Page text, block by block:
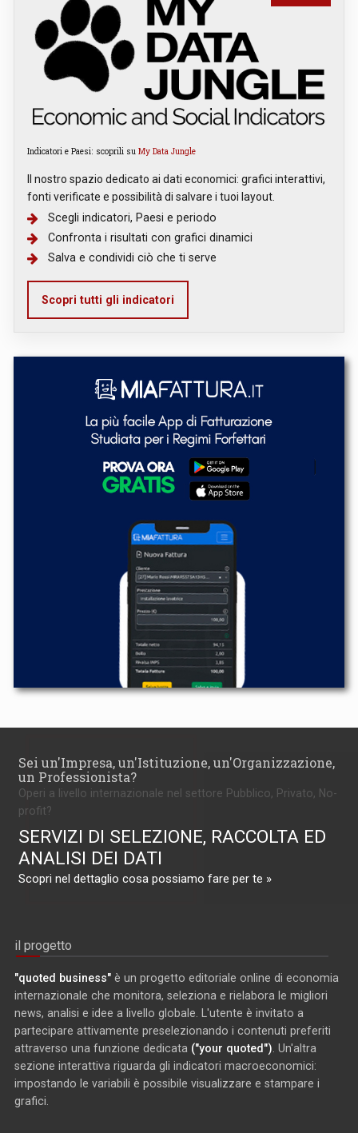
Indicatori e Paesi: scoprili su My Data Jungle
Il nostro spazio dedicato ai dati economici: grafici interattivi,
fonti verificate e possibilità di salvare i tuoi layout.
Scegli indicatori, Paesi e periodo
Confronta i risultati con grafici dinamici
Salva e condividi ciò che ti serve
Scopri tutti gli indicatori
Sei un'Impresa, un'Istituzione, un'Organizzazione,
un Professionista?
Operi a livello internazionale nel settore Pubblico, Privato, No-
profit?
SERVIZI DI SELEZIONE, RACCOLTA ED
ANALISI DEI DATI
Scopri nel dettaglio cosa possiamo fare per te »
il progetto
"quoted business" è un progetto editoriale online di economia
internazionale che monitora, seleziona e rielabora le migliori
news, analisi e idee a livello globale. L'utente è invitato a
partecipare attivamente preselezionando i contenuti preferiti
attraverso una funzione dedicata ("your quoted") . Un'altra
sezione interattiva riguarda gli indicatori macroeconomici:
impostando le variabili è possibile visualizzare e stampare i
grafici.